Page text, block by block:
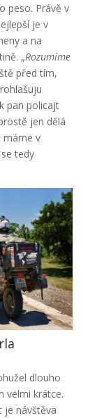
peso. Právě v
je v
a na
„Rozumíme
před tím,
pan policajt
jen dělá
máme v
tedy
dlouho
velmi krátce.
je návštěva